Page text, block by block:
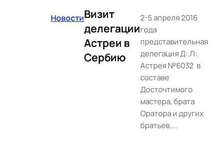
НовостиВизит
делегации
Астреи в
Сербию
2-5 апреля 2016
года
представительная
делегация Д:.Л:.
Астрея №6032 в
составе
Досточтимого
мастера, брата
Оратора и других
братьев,...